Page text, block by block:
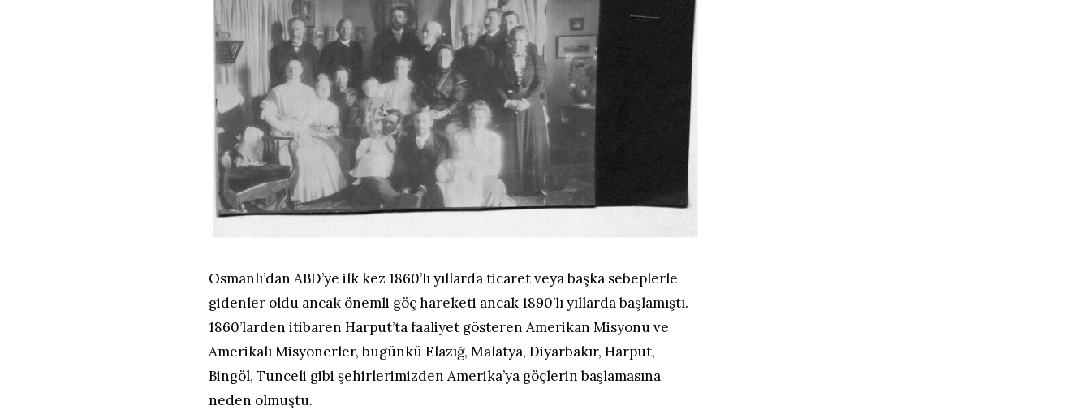
Osmanlı’dan ABD’ye ilk kez 1860’lı yıllarda ticaret veya başka sebeplerle
gidenler oldu ancak önemli göç hareketi ancak 1890’lı yıllarda başlamıştı.
1860’larden itibaren Harput’ta faaliyet gösteren Amerikan Misyonu ve
Amerikalı Misyonerler, bugünkü Elazığ, Malatya, Diyarbakır, Harput,
Bingöl, Tunceli gibi şehirlerimizden Amerika’ya göçlerin başlamasına
neden olmuştu.